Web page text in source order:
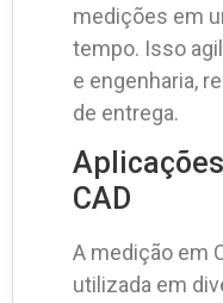
medições em
tempo. Isso
e engenharia,
de entrega.
CAD
A medição em
utilizada em